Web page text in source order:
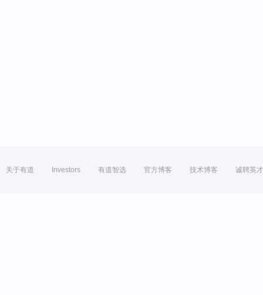
关于有道 Investors 有道智选 官方博客 技术博客 诚聘英才